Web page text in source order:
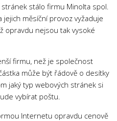
stálo firmu Minolta spol.
jejich měsíční provoz vyžaduje
opravdu nejsou tak vysoké
firmu, než je společnost
může být řádově o desítky
jaký typ webových stránek si
vybírat poštu.
Internetu opravdu cenově